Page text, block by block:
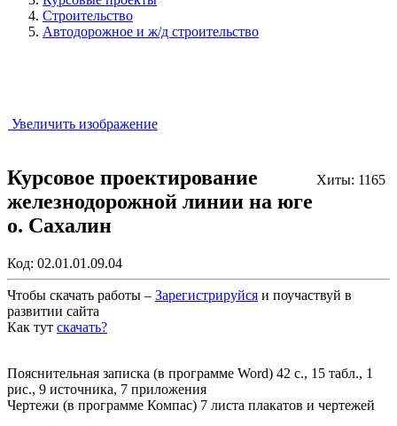
Строительство
Автодорожное и ж/д строительство
Увеличить изображение
Хиты: 1165
Курсовое проектирование
железнодорожной линии на юге
о. Сахалин
Код: 02.01.01.09.04
Чтобы скачать работы – Зарегистрируйся и поучаствуй в
развитии сайта
Как тут скачать?
Пояснительная записка (в программе Word) 42 с., 15 табл., 1
рис., 9 источника, 7 приложения
Чертежи (в программе Компас) 7 листа плакатов и чертежей